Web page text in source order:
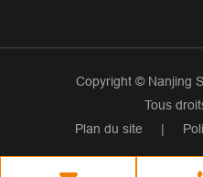
Copyright © Nanjing
Tous
Plan du site
|